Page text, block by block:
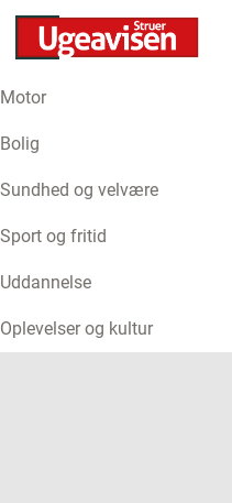
Motor
Bolig
Sundhed og velvære
Sport og fritid
Uddannelse
Oplevelser og kultur